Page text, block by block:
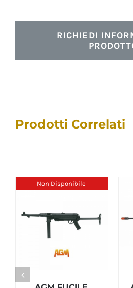
RICHIEDI
Prodotti Correlati
Non Disponibile